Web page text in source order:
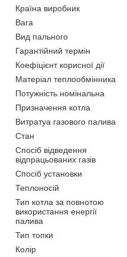
Країна виробник
Вага
Вид пального
Гарантійний термін
Коефіцієнт корисної дії
Матеріал теплообмінника
Потужність номінальна
Призначення котла
Витратуа газового палива
Стан
Спосіб відведення
відпрацьованих газів
Спосіб установки
Теплоносій
Тип котла за повнотою
використання енергії
палива
Тип топки
Колір